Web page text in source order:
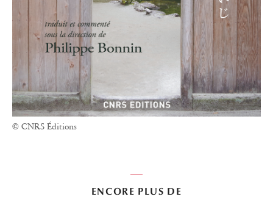
© CNRS Éditions
ENCORE PLUS DE